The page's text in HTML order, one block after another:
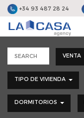
+34 93 487 28 24
VENTA
TIPO DE VIVIENDA
DORMITORIOS